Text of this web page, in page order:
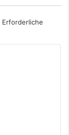
Erforderliche